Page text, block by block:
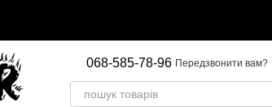
068-585-78-96 Передзвонити вам?